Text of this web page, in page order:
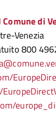
di
Venezia
800